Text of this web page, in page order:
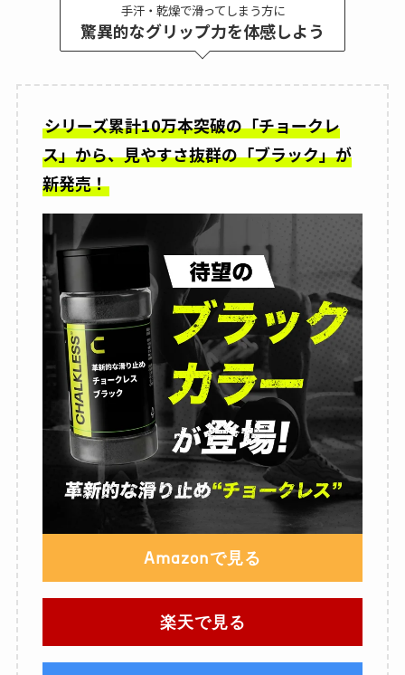
手汗・乾燥で滑ってしまう方に
驚異的なグリップ力を体感しよう
シリーズ累計10万本突破の「チョークレ
ス」から、見やすさ抜群の「ブラック」が
新発売！
Amazonで見る
楽天で見る